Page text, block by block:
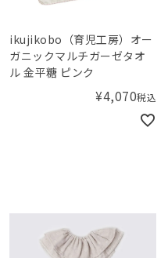
ikujikobo（育児工房）オー
ガニックマルチガーゼタオ
ル 金平糖 ピンク
¥4,070税込